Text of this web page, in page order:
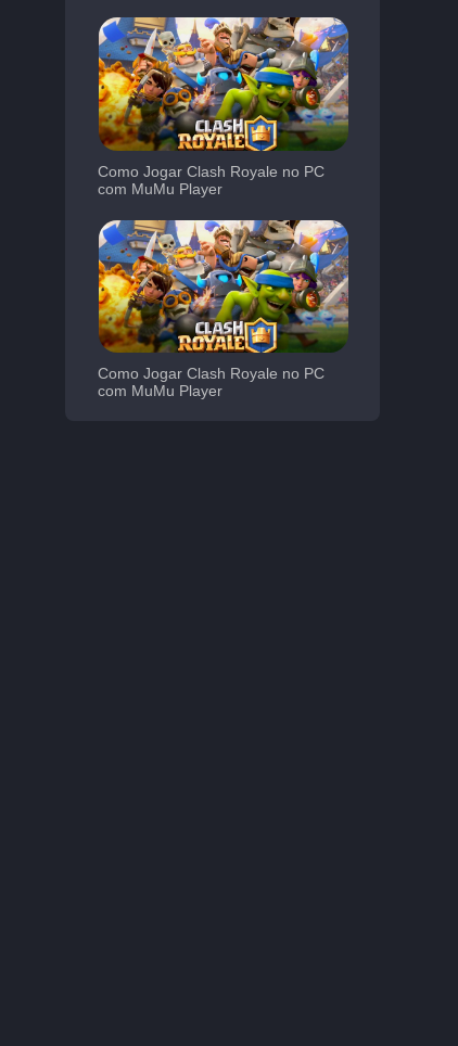
Como Jogar Clash Royale no PC
com MuMu Player
Como Jogar Clash Royale no PC
com MuMu Player